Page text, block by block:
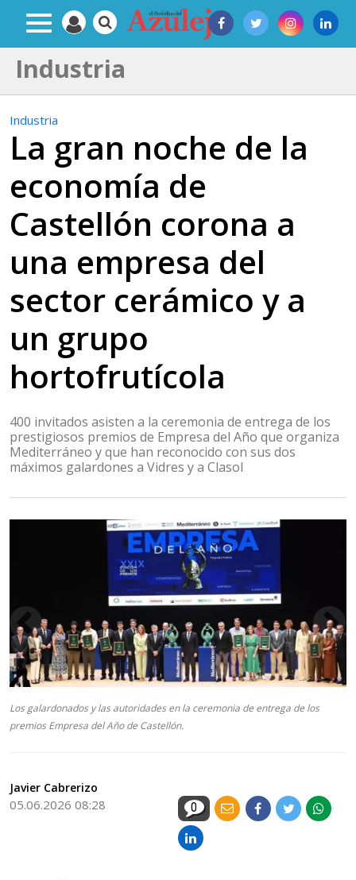
Industria
Industria
La gran noche de la
economía de
Castellón corona a
una empresa del
sector cerámico y a
un grupo
hortofrutícola
400 invitados asisten a la ceremonia de entrega de los
prestigiosos premios de Empresa del Año que organiza
Mediterráneo y que han reconocido con sus dos
máximos galardones a Vidres y a Clasol
Los galardonados y las autoridades en la ceremonia de entrega de los
premios Empresa del Año de Castellón.
Javier Cabrerizo
05.06.2026 08:28 0